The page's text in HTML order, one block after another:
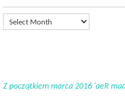
Z początkiem marca 2016 'aeR